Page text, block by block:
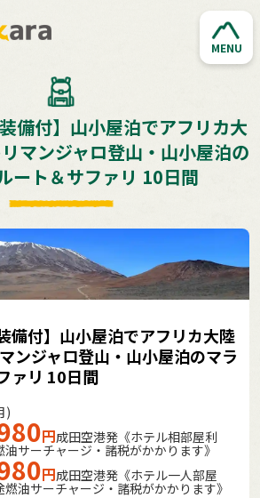
MENU
備付】山小屋泊でアフリカ大
マンジャロ登山・山小屋泊の
ート＆サファリ 10日間
備付】山小屋泊でアフリカ大陸
ンジャロ登山・山小屋泊のマラ
ァリ 10日間
)
円成田空港発《ホテル相部屋利
油サーチャージ・諸税がかかります》
円成田空港発《ホテル一人部屋
燃油サーチャージ・諸税がかかります》